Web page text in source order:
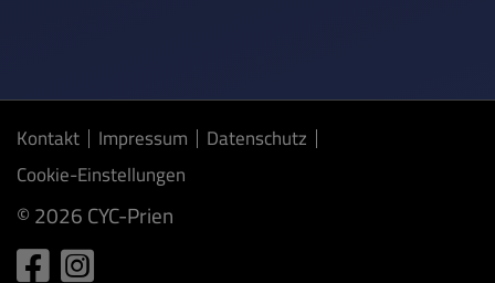
Kontakt Impressum Datenschutz
Cookie-Einstellungen
© 2026 CYC-Prien